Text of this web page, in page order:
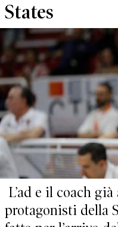
States
L’ad e il coach
protagonisti della